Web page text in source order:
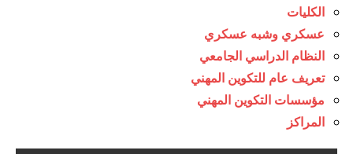
الكليات
عسكري وشبه عسكري
النظام الدراسي الجامعي
تعريف عام للتكوين المهني
مؤسسات التكوين المهني
المراكز